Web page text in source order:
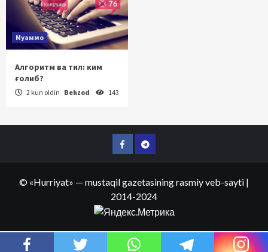
Муаммо
Алгоритм ва тил: ким
ғолиб?
2 kun oldin Behzod 143
FacebookTelegram
© «Hurriyat» — mustaqil gazetasining rasmiy veb-sayti |
2014-2024